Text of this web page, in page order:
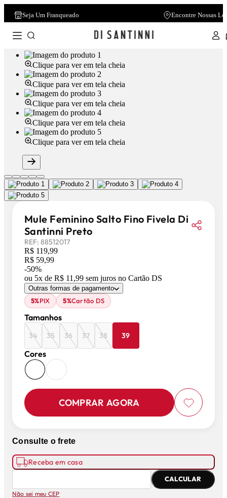
Seja Um Franqueado Encontre Nossas
Clique para ver em tela cheia
Clique para ver em tela cheia
Clique para ver em tela cheia
Clique para ver em tela cheia
Clique para ver em tela cheia
Mule Feminino Salto Fino Fivela Di
Santinni Preto
REF: 88512017
R$ 119,99
R$ 59,99
-50%
ou 5x de R$ 11,99 sem juros no Cartão DS
Outras formas de pagamento
5%PIX 5%Cartão DS
Tamanhos
34 35 36 37 38 39
Cores
COMPRAR AGORA
Consulte o frete
Receba em casa
CALCULAR
Não sei meu CEP